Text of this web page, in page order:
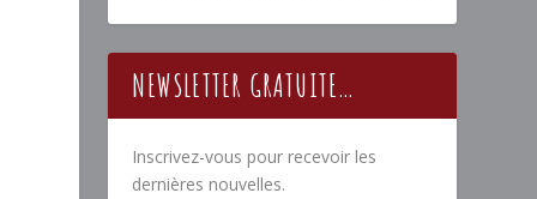
NEWSLETTER GRATUITE…
Inscrivez-vous pour recevoir les
dernières nouvelles.